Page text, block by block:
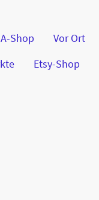
Shop Vor Ort
Etsy-Shop